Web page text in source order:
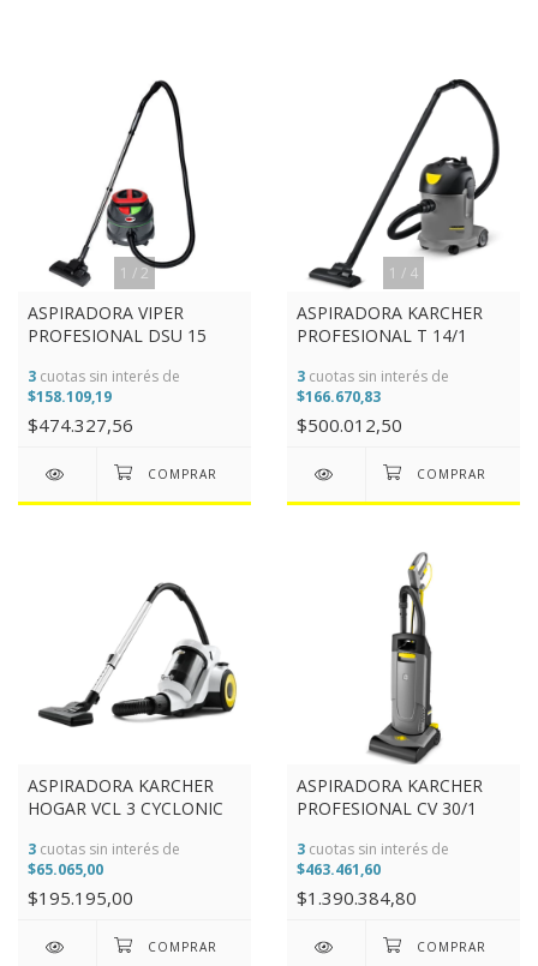
1 / 2
ASPIRADORA VIPER
PROFESIONAL DSU 15
3 cuotas sin interés de
$158.109,19
$474.327,56
1 / 4
ASPIRADORA KARCHER
PROFESIONAL T 14/1
3 cuotas sin interés de
$166.670,83
$500.012,50
ASPIRADORA KARCHER
HOGAR VCL 3 CYCLONIC
3 cuotas sin interés de
$65.065,00
$195.195,00
ASPIRADORA KARCHER
PROFESIONAL CV 30/1
3 cuotas sin interés de
$463.461,60
$1.390.384,80